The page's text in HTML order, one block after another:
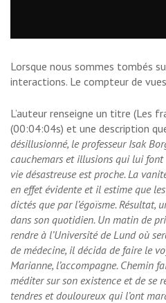
Lorsque nous sommes tombés
interactions. Le compteur de
L’auteur renseigne un titre (Les
(00:04:04s) et une description
désillusionné, le professeur Isak
cauchemars et illusions qui lui
vie désastreuse est proche. La
en effet évidente et il estime que
dictés que par l’égoïsme. Résultat,
dans son quotidien. Un matin de
rendre à l’Université de Lund où
de médecine, il décida de faire le
Marianne, l’accompagne. Chemin
méditer sur son existence et de se
tendres et douloureux qui l’ont